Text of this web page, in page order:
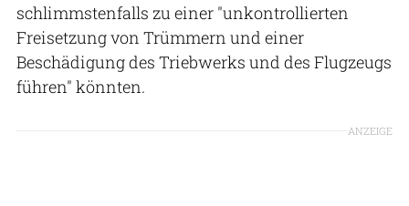
schlimmstenfalls zu einer "unkontrollierten
Freisetzung von Trümmern und einer
Beschädigung des Triebwerks und des Flugzeugs
führen" könnten.
ANZEIGE